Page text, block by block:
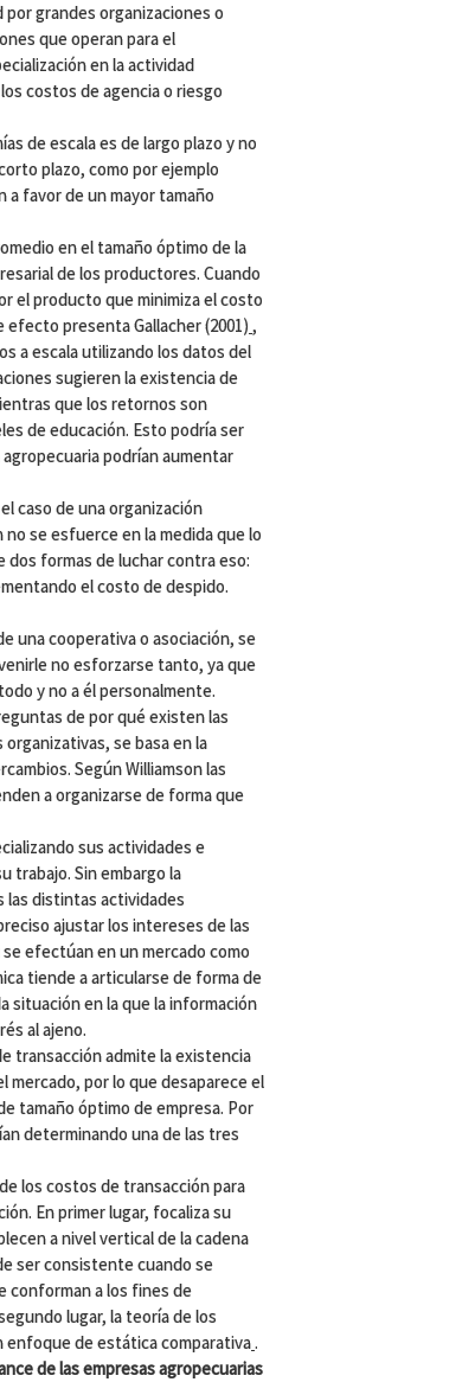
grandes organizaciones o
que operan para el
en la actividad
costos de agencia o riesgo
de escala es de largo plazo y no
plazo, como por ejemplo
a favor de un mayor tamaño
en el tamaño óptimo de la
de los productores. Cuando
el producto que minimiza el costo
presenta Gallacher (2001) ,
a escala utilizando los datos del
sugieren la existencia de
que los retornos son
de educación. Esto podría ser
podrían aumentar
caso de una organización
se esfuerce en la medida que lo
formas de luchar contra eso:
el costo de despido.
una cooperativa o asociación, se
no esforzarse tanto, ya que
y no a él personalmente.
de por qué existen las
se basa en la
Según Williamson las
a organizarse de forma que
sus actividades e
trabajo. Sin embargo la
las distintas actividades
ajustar los intereses de las
efectúan en un mercado como
tiende a articularse de forma de
situación en la que la información
al ajeno.
transacción admite la existencia
mercado, por lo que desaparece el
tamaño óptimo de empresa. Por
determinando una de las tres
los costos de transacción para
En primer lugar, focaliza su
a nivel vertical de la cadena
ser consistente cuando se
conforman a los fines de
lugar, la teoría de los
enfoque de estática comparativa.
de las empresas agropecuarias